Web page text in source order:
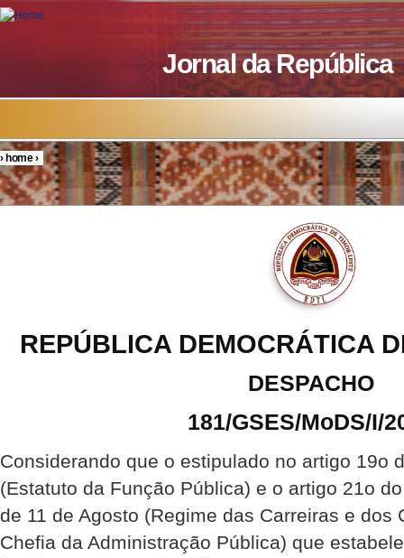
Skip to main content
Jornal da República
You are here
›home›
REPÚBLICA DEMOCRÁTICA
DESPACHO
181/GSES/MoDS/I/
Considerando que o estipulado no artigo 19o
(Estatuto da Função Pública) e o artigo 21o
de 11 de Agosto (Regime das Carreiras e dos
Chefia da Administração Pública) que